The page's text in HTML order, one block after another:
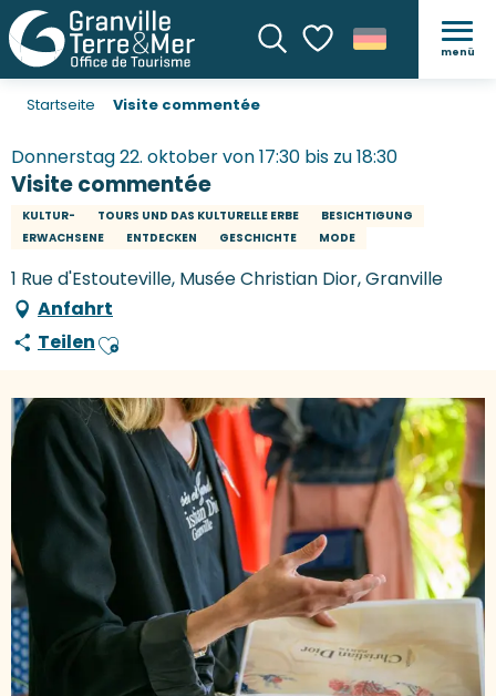
SucheVoir les favoris
menü
Startseite Visite commentée
Donnerstag 22. oktober von 17:30 bis zu 18:30
Visite commentée
KULTUR- TOURS UND DAS KULTURELLE ERBE
BESICHTIGUNG
ERWACHSENE
ENTDECKEN GESCHICHTE MODE
1 Rue d'Estouteville, Musée Christian Dior, Granville
Anfahrt
TeilenAjouter aux favoris